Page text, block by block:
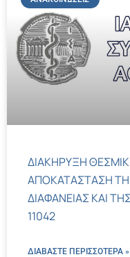
ΔΙΑΚΗΡΥΞΗ
ΑΠΟΚΑΤΑΣΤΑΣΗ
ΔΙΑΦΑΝΕΙΑΣ ΚΑΙ
11042
ΔΙΑΒΑΣΤΕ ΠΕΡΙΣΣΌΤΕΡΑ »